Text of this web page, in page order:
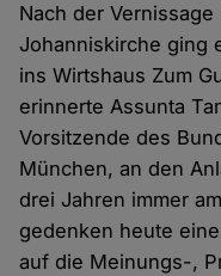
Nach der
Johanniskirche ging
ins Wirtshaus Zum
erinnerte Assunta
Vorsitzende des
München, an den
drei Jahren immer
gedenken heute
auf die Meinungs-,